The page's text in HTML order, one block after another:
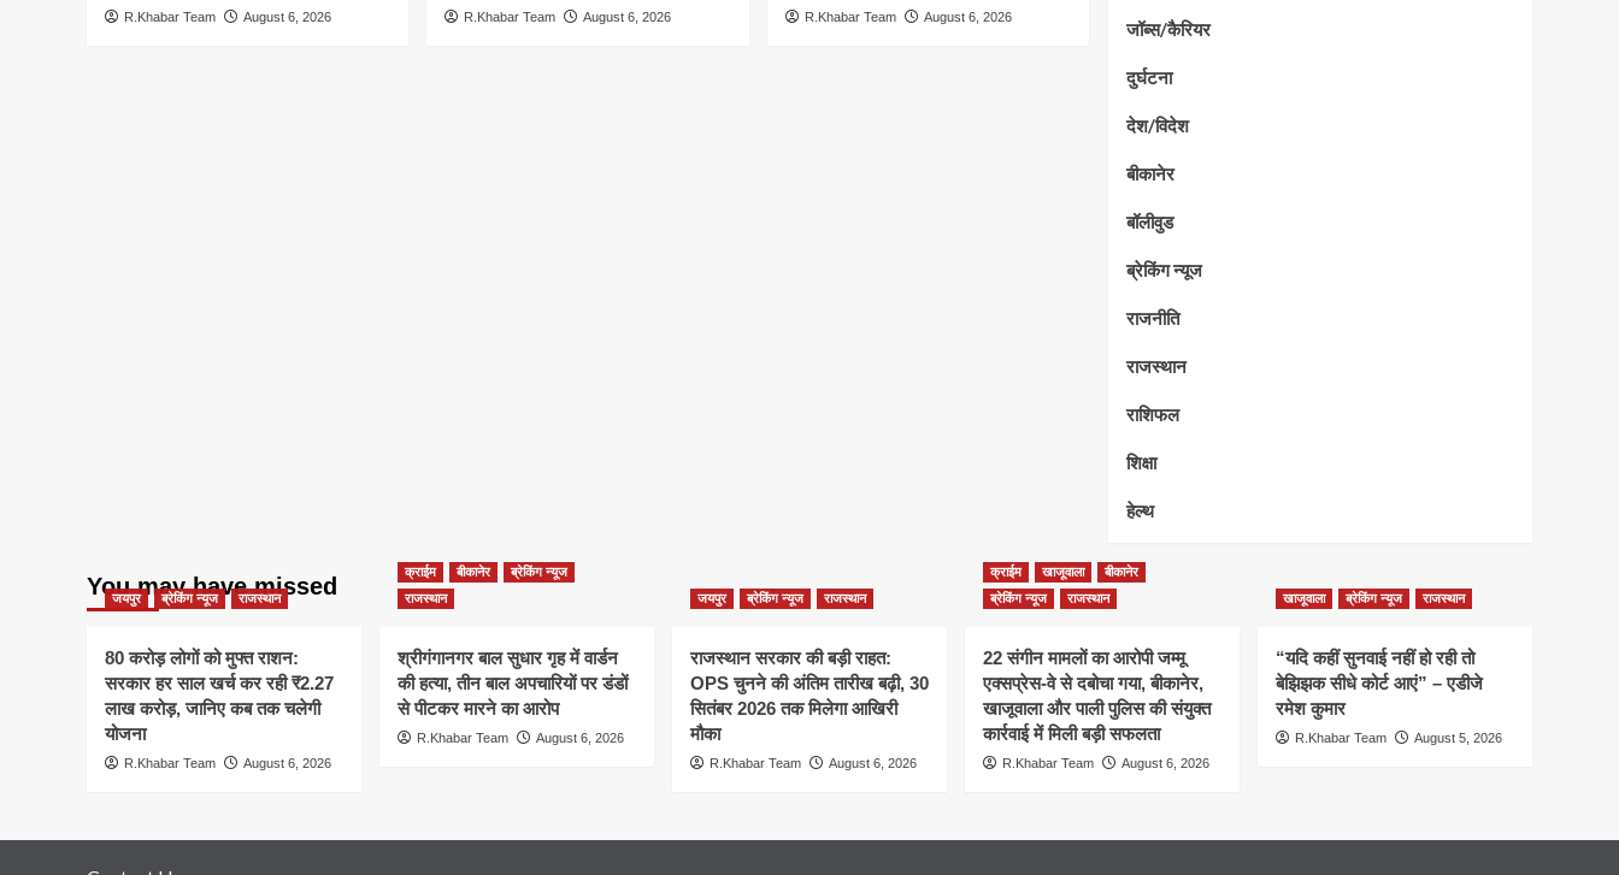
R.Khabar Team August 6, 2026 R.Khabar Team August 6, 2026 R.Khabar Team August 6, 2026
जॉब्स/कैरियर
दुर्घटना
देश/विदेश
बीकानेर
बॉलीवुड
ब्रेकिंग न्यूज
राजनीति
राजस्थान
राशिफल
शिक्षा
हेल्थ
You may have missed
जयपुर ब्रेकिंग न्यूज राजस्थान
80 करोड़ लोगों को मुफ्त राशन:
सरकार हर साल खर्च कर रही ₹2.27
लाख करोड़, जानिए कब तक चलेगी
योजना
R.Khabar Team August 6, 2026
क्राईम बीकानेर
ब्रेकिंग न्यूज
राजस्थान
श्रीगंगानगर बाल सुधार गृह में वार्डन
की हत्या, तीन बाल अपचारियों पर डंडों
से पीटकर मारने का आरोप
R.Khabar Team August 6, 2026
जयपुर ब्रेकिंग न्यूज राजस्थान
राजस्थान सरकार की बड़ी राहत:
OPS चुनने की अंतिम तारीख बढ़ी, 30
सितंबर 2026 तक मिलेगा आखिरी
मौका
R.Khabar Team August 6, 2026
क्राईम खाजूवाला
बीकानेर
ब्रेकिंग न्यूज
राजस्थान
22 संगीन मामलों का आरोपी जम्मू
एक्सप्रेस-वे से दबोचा गया, बीकानेर,
खाजूवाला और पाली पुलिस की संयुक्त
कार्रवाई में मिली बड़ी सफलता
R.Khabar Team August 6, 2026
खाजूवाला ब्रेकिंग न्यूज राजस्थान
“यदि कहीं सुनवाई नहीं हो रही तो
बेझिझक सीधे कोर्ट आएं” – एडीजे
रमेश कुमार
R.Khabar Team August 5, 2026